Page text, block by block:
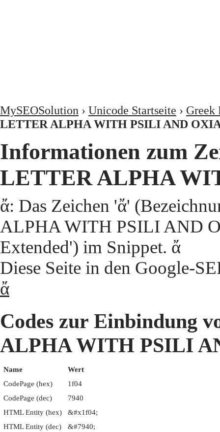
MySEOSolution › Unicode Startseite › Greek
LETTER ALPHA WITH PSILI AND
Informationen zum
LETTER ALPHA
ἄ: Das Zeichen 'ἄ'
ALPHA WITH PSILI AND
Extended') im Snippet. ἄ
Diese Seite in den Google-
ἄ
Codes zur Einbindung
ALPHA WITH PSILI
Name
Wert
CodePage (hex)
1f04
CodePage (dec)
7940
HTML Entity (hex)
&#x1f04;
HTML Entity (dec)
&#7940;